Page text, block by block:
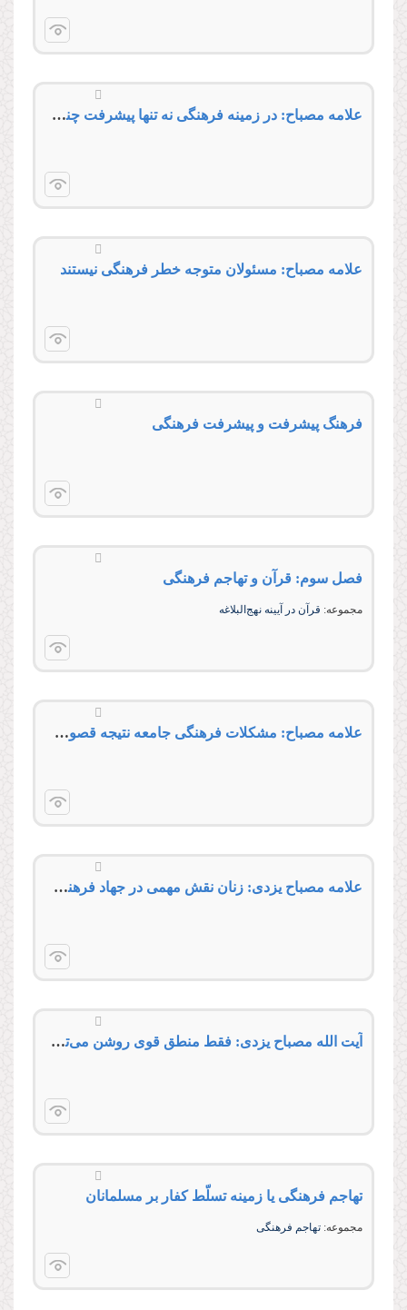
علامه مصباح: در زمینه فرهنگی نه تنها پیشرفت چندانی نکرده‌ایم، بلکه تنزل هم داشته‌ایم!
علامه مصباح: مسئولان متوجه خطر فرهنگی نیستند
فرهنگ پیشرفت و پیشرفت فرهنگی
فصل سوم: قرآن و تهاجم فرهنگى
مجموعه: قرآن در آیینه نهج‌‌البلاغه
علامه مصباح: مشكلات فرهنگی جامعه نتیجه قصور در تحول دانشگاه‌ها است
علامه مصباح یزدی: زنان نقش مهمی در جهاد فرهنگی دارند
آیت الله مصباح یزدی: فقط منطق قوی روشن می‌تواند فتنه فرهنگی را خنثی‌کند
تهاجم فرهنگى یا زمینه تسلّط كفار بر مسلمانان
مجموعه: تهاجم فرهنگى